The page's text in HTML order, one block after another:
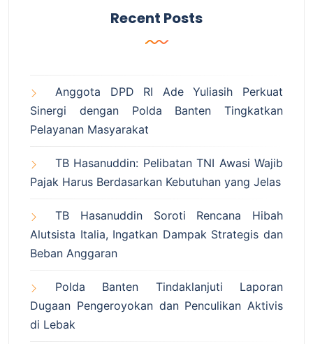
Recent Posts
Anggota DPD RI Ade Yuliasih Perkuat
Sinergi dengan Polda Banten Tingkatkan
Pelayanan Masyarakat
TB Hasanuddin: Pelibatan TNI Awasi Wajib
Pajak Harus Berdasarkan Kebutuhan yang Jelas
TB Hasanuddin Soroti Rencana Hibah
Alutsista Italia, Ingatkan Dampak Strategis dan
Beban Anggaran
Polda Banten Tindaklanjuti Laporan
Dugaan Pengeroyokan dan Penculikan Aktivis
di Lebak